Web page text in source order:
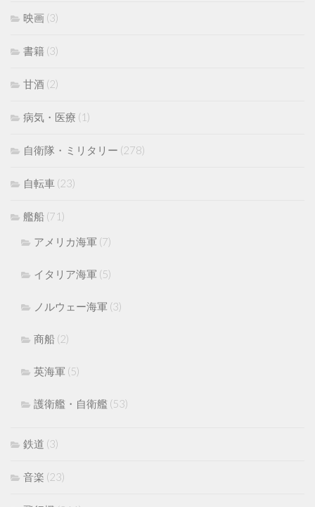
映画 (3)
書籍 (3)
甘酒 (2)
病気・医療 (1)
自衛隊・ミリタリー (278)
自転車 (23)
艦船 (71)
アメリカ海軍 (7)
イタリア海軍 (5)
ノルウェー海軍 (3)
商船 (2)
英海軍 (5)
護衛艦・自衛艦 (53)
鉄道 (3)
音楽 (23)